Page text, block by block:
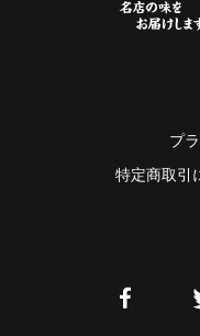
プ
特定商取引